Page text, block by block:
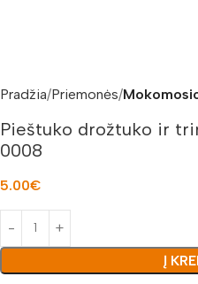
Pradžia Priemonės
Pieštuko drožtuko ir
0008
5.00€
Į